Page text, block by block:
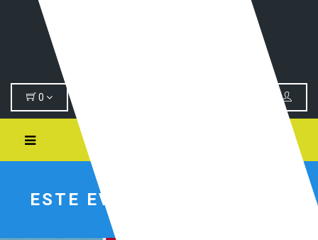
0
Search
ESTE EVENTO JÁ PASSOU.